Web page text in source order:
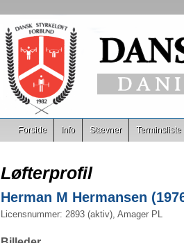
Forside Info Stævner Terminsliste
Løfterprofil
Herman M Hermansen
Licensnummer: 2893 (aktiv), Amager PL